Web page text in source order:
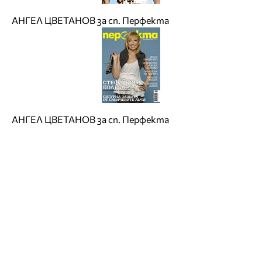
АНГЕЛ ЦВЕТАНОВ за сп. Перфекта
АНГЕЛ ЦВЕТАНОВ за сп. Перфекта